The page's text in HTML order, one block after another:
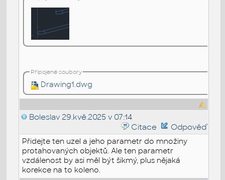
Připojené soubory
Drawing1.dwg
Boleslav 29.kvě.2025 v 07:14
Citace
Odpověď
Přidejte ten uzel a jeho parametr do množiny
protahovaných objektů. Ale ten parametr
vzdálenost by asi měl být šikmý, plus nějaká
korekce na to koleno.